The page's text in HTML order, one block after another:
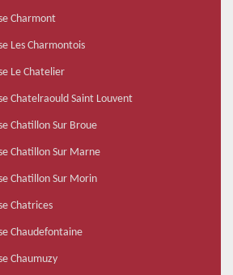
Charmont
Les Charmontois
Le Chatelier
Chatelraould Saint Louvent
Chatillon Sur Broue
Chatillon Sur Marne
Chatillon Sur Morin
Chatrices
Chaudefontaine
Chaumuzy